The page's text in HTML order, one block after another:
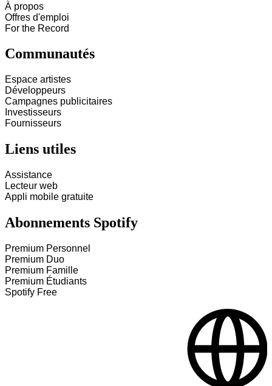
À propos
Offres d'emploi
For the Record
Communautés
Espace artistes
Développeurs
Campagnes publicitaires
Investisseurs
Fournisseurs
Liens utiles
Assistance
Lecteur web
Appli mobile gratuite
Abonnements Spotify
Premium Personnel
Premium Duo
Premium Famille
Premium Étudiants
Spotify Free